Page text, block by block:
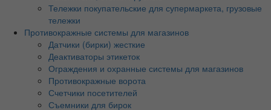
Тележки покупательские для супермаркета, грузовые
тележки
Противокражные системы для магазинов
Датчики (бирки) жесткие
Деактиваторы этикеток
Ограждения и охранные системы для магазинов
Противокражные ворота
Счетчики посетителей
Съемники для бирок